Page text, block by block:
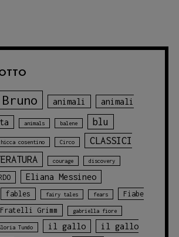
animali animali
animals balene blu
cosentino Circo
CLASSICI
courage discovery
Eliana Messineo
fables fairy tales fears
Fiabe
Fratelli Grimm gabriella fiore
Tundo il gallo
il gallo